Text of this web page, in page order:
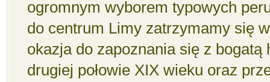
ogromnym wyborem typowych
do centrum Limy zatrzymamy się
okazja do zapoznania się z
drugiej połowie XIX wieku oraz